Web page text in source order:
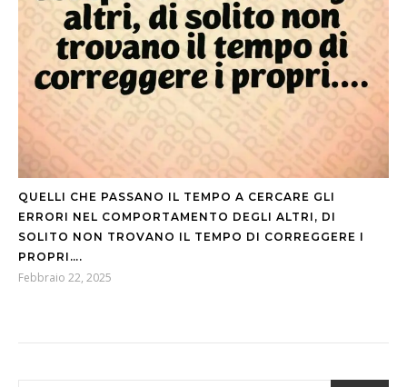
QUELLI CHE PASSANO IL TEMPO A CERCARE GLI
ERRORI NEL COMPORTAMENTO DEGLI ALTRI, DI
SOLITO NON TROVANO IL TEMPO DI CORREGGERE I
PROPRI….
Febbraio 22, 2025